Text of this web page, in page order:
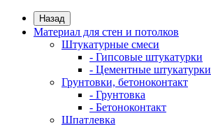
Назад
Материал для стен и потолков
Штукатурные смеси
- Гипсовые штукатурки
- Цементные штукатурки
Грунтовки, бетоноконтакт
- Грунтовка
- Бетоноконтакт
Шпатлевка